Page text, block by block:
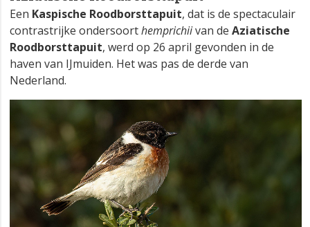
Een Kaspische Roodborsttapuit, dat is de spectaculair
contrastrijke ondersoorthemprichiivan de Aziatische
Roodborsttapuit, werd op 26 april gevonden in de
haven van IJmuiden. Het was pas de derde van
Nederland.